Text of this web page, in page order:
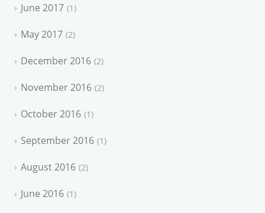
June 2017 1
May 2017 2
December 2016 2
November 2016 2
October 2016 1
September 2016 1
August 2016 2
June 2016 1